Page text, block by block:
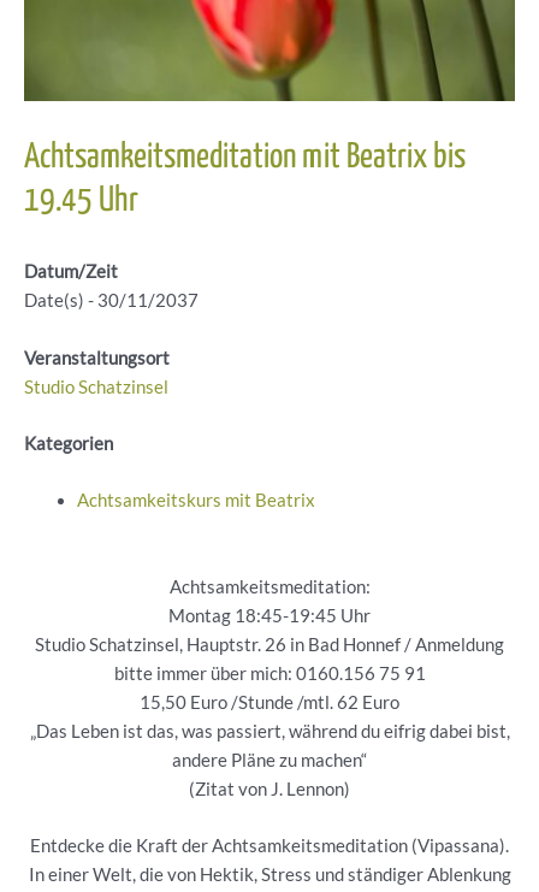
Achtsamkeitsmeditation mit Beatrix bis
19.45 Uhr
Datum/Zeit
Date(s) - 30/11/2037
Veranstaltungsort
Studio Schatzinsel
Kategorien
Achtsamkeitskurs mit Beatrix
Achtsamkeitsmeditation:
Montag 18:45-19:45 Uhr
Studio Schatzinsel, Hauptstr. 26 in Bad Honnef / Anmeldung
bitte immer über mich: 0160.156 75 91
15,50 Euro /Stunde /mtl. 62 Euro
„Das Leben ist das, was passiert, während du eifrig dabei bist,
andere Pläne zu machen“
(Zitat von J. Lennon)
Entdecke die Kraft der Achtsamkeitsmeditation (Vipassana).
In einer Welt, die von Hektik, Stress und ständiger Ablenkung